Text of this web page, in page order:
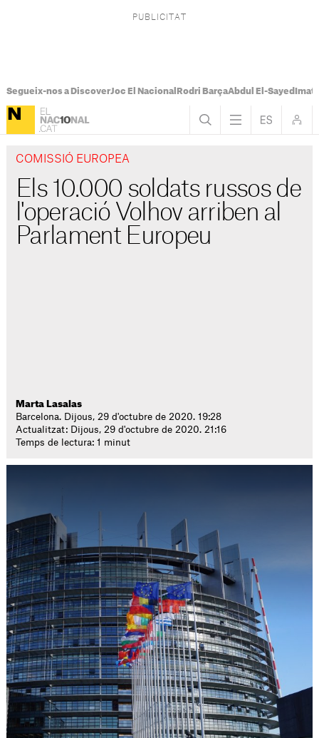
Segueix-nos a DiscoverJoc El Nacional Rodri BarçaAbdul El-Sayed
COMISSIÓ EUROPEA
Els 10.000 soldats russos de
l'operació Volhov arriben al
Parlament Europeu
Marta Lasalas
Barcelona. Dijous, 29 d'octubre de 2020. 19:28
Actualitzat: Dijous, 29 d'octubre de 2020. 21:16
Temps de lectura: 1 minut